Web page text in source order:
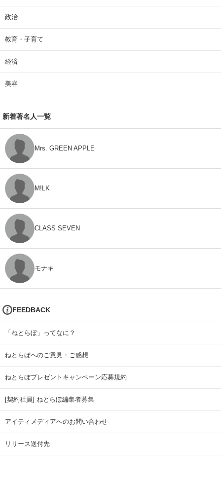
政治
教育・子育て
経済
美容
新着著名人一覧
Mrs. GREEN APPLE
M!LK
CLASS SEVEN
モナキ
FEEDBACK
「ねとらぼ」ってなに？
ねとらぼへのご意見・ご感想
ねとらぼプレゼントキャンペーン応募規約
[契約社員] ねとらぼ編集者募集
アイティメディアへのお問い合わせ
リリース送付先